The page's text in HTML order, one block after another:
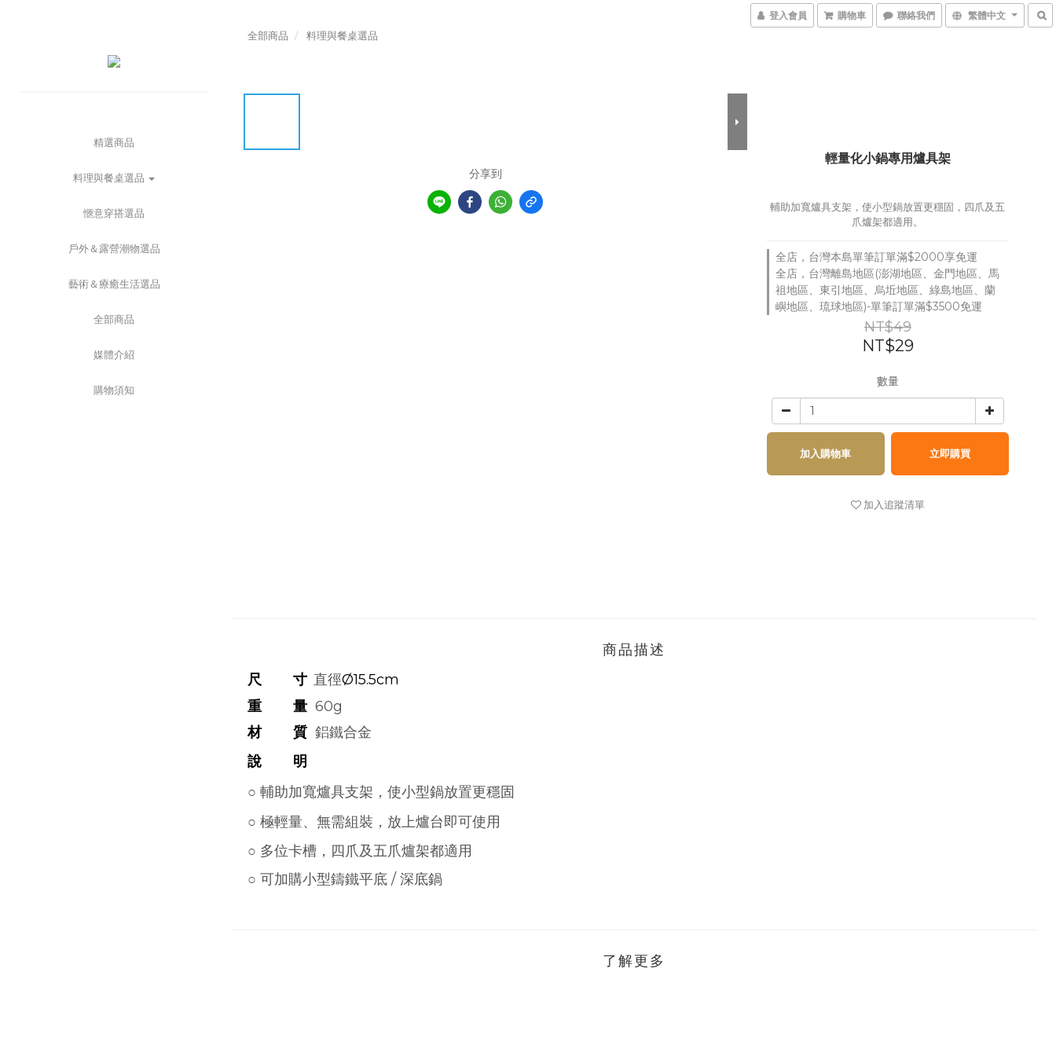
登入會員 購物車 聯絡我們 繁體中文
精選商品
料理與餐桌選品
愜意穿搭選品
戶外＆露營潮物選品
藝術＆療癒生活選品
全部商品
媒體介紹
購物須知
全部商品 料理與餐桌選品
分享到
輕量化小鍋專用爐具架
輔助加寬爐具支架，使小型鍋放置更穩固，四爪及五
爪爐架都適用。
全店，台灣本島單筆訂單滿$2000享免運
全店，台灣離島地區(澎湖地區、金門地區、馬
祖地區、東引地區、烏坵地區、綠島地區、蘭
嶼地區、琉球地區)-單筆訂單滿$3500免運
NT$49
NT$29
數量
加入購物車 立即購買
加入追蹤清單
商品描述
尺 寸 直徑Ø15.5cm
重 量 60g
材 質 鋁鐵合金
說 明
○ 輔助加寬爐具支架，使小型鍋放置更穩固
○ 極輕量、無需組裝，放上爐台即可使用
○ 多位卡槽，四爪及五爪爐架都適用
○ 可加購小型鑄鐵平底 / 深底鍋
了解更多